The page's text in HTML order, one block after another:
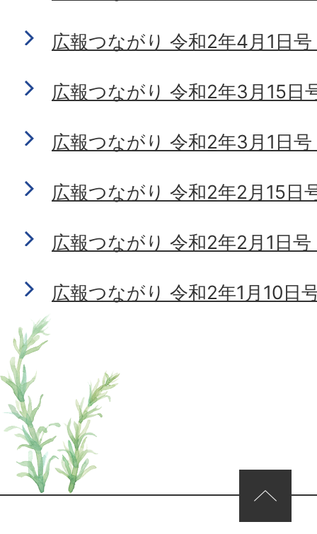
広報つながり 令和2年4月1日
広報つながり 令和2年3月15日
広報つながり 令和2年3月1日
広報つながり 令和2年2月15日
広報つながり 令和2年2月1日
広報つながり 令和2年1月10日
ページの先頭へ